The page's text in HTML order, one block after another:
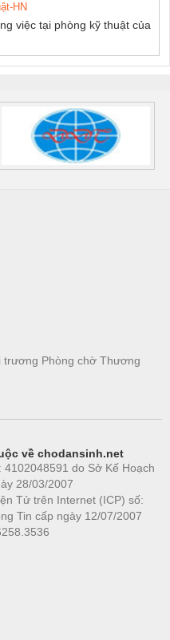
HN
việc tại phòng kỹ thuật của
trương Phòng chờ Thương
về chodansinh.net
do Sở Kế Hoạch
28/03/2007
Tử trên Internet (ICP) số:
Tin cấp ngày 12/07/2007